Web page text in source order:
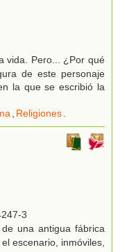
vida. Pero... ¿Por qué
de este personaje
la que se escribió la
Religiones
3
una antigua fábrica
escenario, inmóviles,